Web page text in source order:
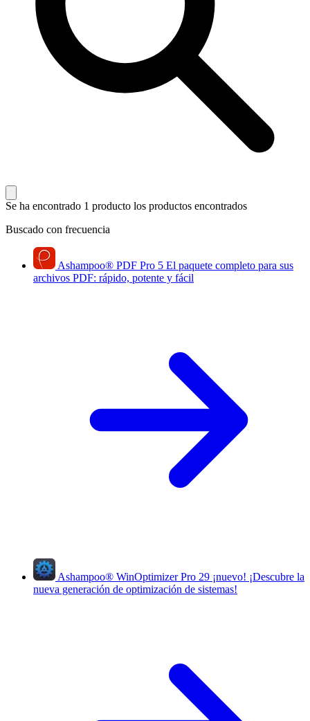
Se ha encontrado 1 producto los productos encontrados
Buscado con frecuencia
Ashampoo® PDF Pro 5 El paquete completo para sus
archivos PDF: rápido, potente y fácil
Ashampoo® WinOptimizer Pro 29 ¡nuevo! ¡Descubre la
nueva generación de optimización de sistemas!